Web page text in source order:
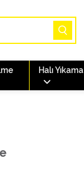
Halı Yıkama